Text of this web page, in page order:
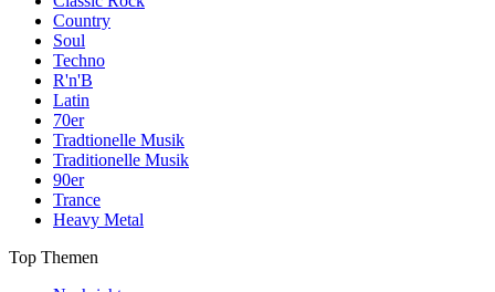
Country
Soul
Techno
R'n'B
Latin
70er
Tradtionelle Musik
Traditionelle Musik
90er
Trance
Heavy Metal
Top Themen